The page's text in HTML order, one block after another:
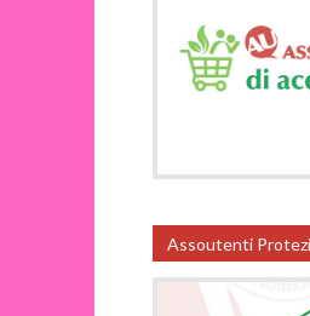
Assoutenti